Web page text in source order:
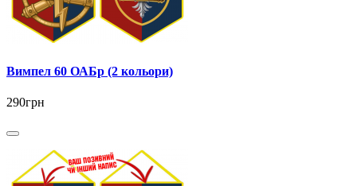
Вимпел 60 ОАБр (2 кольори)
290грн